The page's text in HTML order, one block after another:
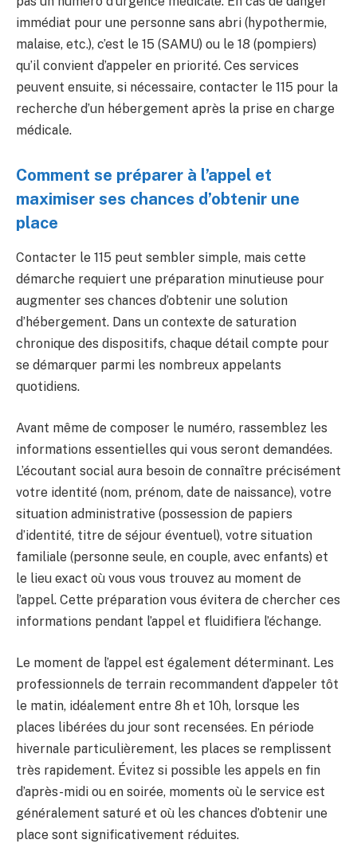
immédiat pour une personne sans abri (hypothermie,
malaise, etc.), c’est le 15 (SAMU) ou le 18 (pompiers)
qu’il convient d’appeler en priorité. Ces services
peuvent ensuite, si nécessaire, contacter le 115 pour la
recherche d’un hébergement après la prise en charge
médicale.
Comment se préparer à l’appel et
maximiser ses chances d’obtenir une
place
Contacter le 115 peut sembler simple, mais cette
démarche requiert une préparation minutieuse pour
augmenter ses chances d’obtenir une solution
d’hébergement. Dans un contexte de saturation
chronique des dispositifs, chaque détail compte pour
se démarquer parmi les nombreux appelants
quotidiens.
Avant même de composer le numéro, rassemblez les
informations essentielles qui vous seront demandées.
L’écoutant social aura besoin de connaître précisément
votre identité (nom, prénom, date de naissance), votre
situation administrative (possession de papiers
d’identité, titre de séjour éventuel), votre situation
familiale (personne seule, en couple, avec enfants) et
le lieu exact où vous vous trouvez au moment de
l’appel. Cette préparation vous évitera de chercher ces
informations pendant l’appel et fluidifiera l’échange.
Le moment de l’appel est également déterminant. Les
professionnels de terrain recommandent d’appeler tôt
le matin, idéalement entre 8h et 10h, lorsque les
places libérées du jour sont recensées. En période
hivernale particulièrement, les places se remplissent
très rapidement. Évitez si possible les appels en fin
d’après-midi ou en soirée, moments où le service est
généralement saturé et où les chances d’obtenir une
place sont significativement réduites.